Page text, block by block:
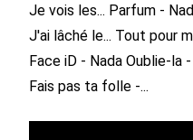
Je vois les... Parfum -
J'ai lâché le... Tout pour
Face iD - Nada Oublie-la -
Fais pas ta folle -...